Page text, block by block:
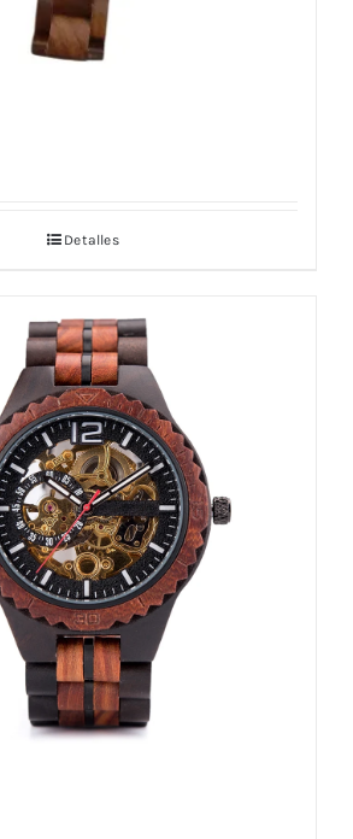
Detalles